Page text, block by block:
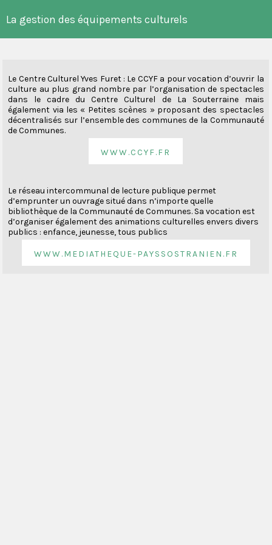
La gestion des équipements culturels
Le Centre Culturel Yves Furet : Le CCYF a pour vocation d’ouvrir la
culture au plus grand nombre par l’organisation de spectacles
dans le cadre du Centre Culturel de La Souterraine mais
également via les « Petites scènes » proposant des spectacles
décentralisés sur l’ensemble des communes de la Communauté
de Communes.
www.ccyf.fr
Le réseau intercommunal de lecture publique permet
d’emprunter un ouvrage situé dans n’importe quelle
bibliothèque de la Communauté de Communes. Sa vocation est
d’organiser également des animations culturelles envers divers
publics : enfance, jeunesse, tous publics
www.mediatheque-payssostranien.fr